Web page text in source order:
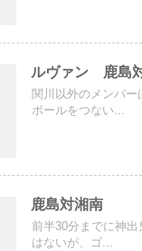
ルヴァン 鹿島
関川以外のメンバ
ボールをつない...
鹿島対湘南
前半30分までに神
はないが、ゴ...